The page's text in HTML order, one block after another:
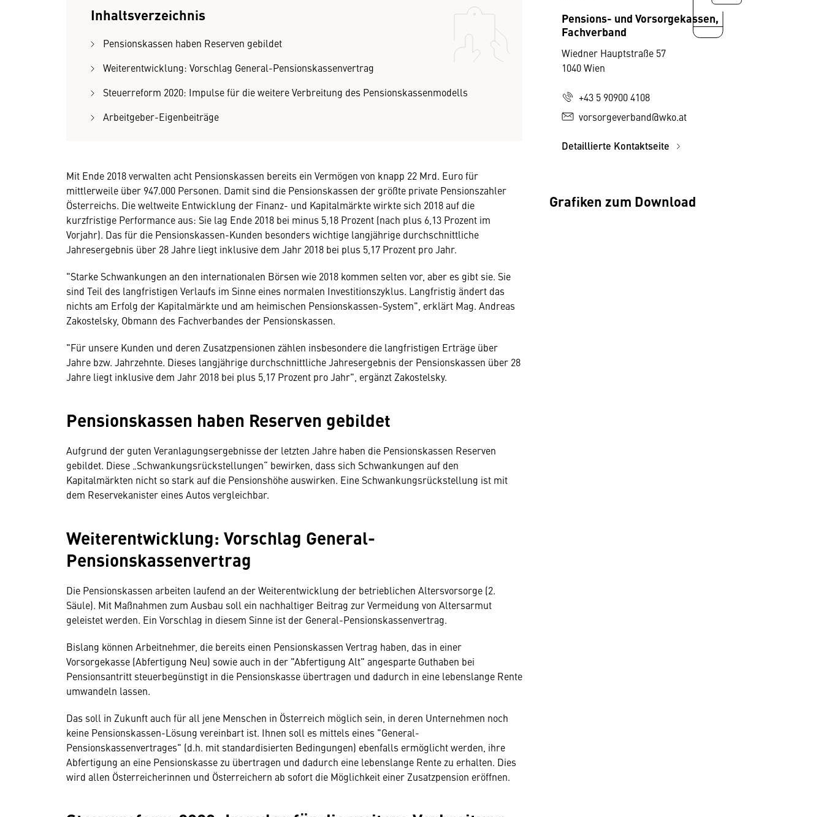
Inhaltsverzeichnis
Pensionskassen haben Reserven gebildet
Weiterentwicklung: Vorschlag General-Pensionskassenvertrag
Steuerreform 2020: Impulse für die weitere Verbreitung des Pensionskassenmodells
Arbeitgeber-Eigenbeiträge
Mit Ende 2018 verwalten acht Pensionskassen bereits ein Vermögen von knapp 22 Mrd. Euro für
mittlerweile über 947.000 Personen. Damit sind die Pensionskassen der größte private Pensionszahler
Österreichs. Die weltweite Entwicklung der Finanz- und Kapitalmärkte wirkte sich 2018 auf die
kurzfristige Performance aus: Sie lag Ende 2018 bei minus 5,18 Prozent (nach plus 6,13 Prozent im
Vorjahr). Das für die Pensionskassen-Kunden besonders wichtige langjährige durchschnittliche
Jahresergebnis über 28 Jahre liegt inklusive dem Jahr 2018 bei plus 5,17 Prozent pro Jahr.
"Starke Schwankungen an den internationalen Börsen wie 2018 kommen selten vor, aber es gibt sie. Sie
sind Teil des langfristigen Verlaufs im Sinne eines normalen Investitionszyklus. Langfristig ändert das
nichts am Erfolg der Kapitalmärkte und am heimischen Pensionskassen-System", erklärt Mag. Andreas
Zakostelsky, Obmann des Fachverbandes der Pensionskassen.
"Für unsere Kunden und deren Zusatzpensionen zählen insbesondere die langfristigen Erträge über
Jahre bzw. Jahrzehnte. Dieses langjährige durchschnittliche Jahresergebnis der Pensionskassen über 28
Jahre liegt inklusive dem Jahr 2018 bei plus 5,17 Prozent pro Jahr", ergänzt Zakostelsky.
Pensionskassen haben Reserven gebildet
Aufgrund der guten Veranlagungsergebnisse der letzten Jahre haben die Pensionskassen Reserven
gebildet. Diese „Schwankungsrückstellungen“ bewirken, dass sich Schwankungen auf den
Kapitalmärkten nicht so stark auf die Pensionshöhe auswirken. Eine Schwankungsrückstellung ist mit
dem Reservekanister eines Autos vergleichbar.
Weiterentwicklung: Vorschlag General-
Pensionskassenvertrag
Die Pensionskassen arbeiten laufend an der Weiterentwicklung der betrieblichen Altersvorsorge (2.
Säule). Mit Maßnahmen zum Ausbau soll ein nachhaltiger Beitrag zur Vermeidung von Altersarmut
geleistet werden. Ein Vorschlag in diesem Sinne ist der General-Pensionskassenvertrag.
Bislang können Arbeitnehmer, die bereits einen Pensionskassen Vertrag haben, das in einer
Vorsorgekasse (Abfertigung Neu) sowie auch in der "Abfertigung Alt" angesparte Guthaben bei
Pensionsantritt steuerbegünstigt in die Pensionskasse übertragen und dadurch in eine lebenslange Rente
umwandeln lassen.
Das soll in Zukunft auch für all jene Menschen in Österreich möglich sein, in deren Unternehmen noch
keine Pensionskassen-Lösung vereinbart ist. Ihnen soll es mittels eines "General-
Pensionskassenvertrages" (d.h. mit standardisierten Bedingungen) ebenfalls ermöglicht werden, ihre
Abfertigung an eine Pensionskasse zu übertragen und dadurch eine lebenslange Rente zu erhalten. Dies
wird allen Österreicherinnen und Österreichern ab sofort die Möglichkeit einer Zusatzpension eröffnen.
Pensions- und Vorsorgekassen,
Fachverband
Wiedner Hauptstraße 57
1040 Wien
+43 5 90900 4108
vorsorgeverband@wko.at
Detaillierte Kontaktseite
Grafiken zum Download